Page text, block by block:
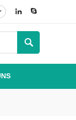
 
